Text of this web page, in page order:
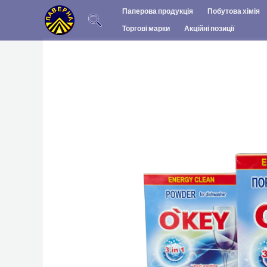
вмісту
Паперова продукція
Побутова хімія
Торгові марки
Акційні позиції